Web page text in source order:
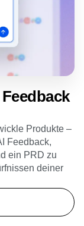
Produkte –
Feedback,
ein PRD zu
deiner